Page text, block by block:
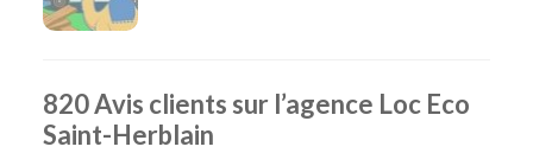
820 Avis clients sur l’agence Loc Eco
Saint-Herblain